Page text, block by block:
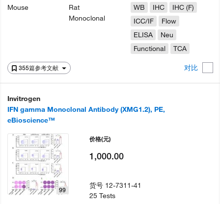
355篇参考文献 对比
Mouse
Rat
Monoclonal
WB
IHC
IHC (F)
ICC/IF
Flow
ELISA
Neu
Functional
TCA
Invitrogen
IFN gamma Monoclonal Antibody (XMG1.2), PE,
eBioscience™
99
价格(元)
1,000.00
货号 12-7311-41
25 Tests